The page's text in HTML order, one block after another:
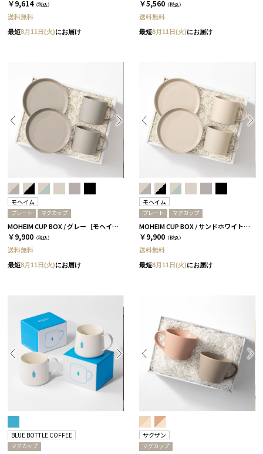
￥9,614（税込）
送料無料
最短8月11日(火)にお届け
￥5,560 （税込）
送料無料
最短8月11日(火)にお届け
モヘイム
プレート マグカップ
MOHEIM CUP BOX / グレー［モヘイム］
￥9,900 （税込）
送料無料
最短8月11日(火)にお届け
モヘイム
プレート マグカップ
MOHEIM CUP BOX / サンドホワイト［モヘイム］
￥9,900 （税込）
送料無料
最短8月11日(火)にお届け
BLUE BOTTLE COFFEE
マグカップ
サクザン
マグカップ